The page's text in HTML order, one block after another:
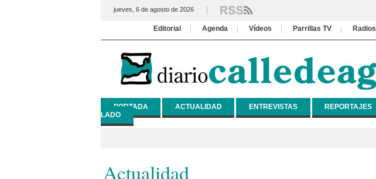
jueves, 6 de agosto de 2026
Editorial Agenda Vídeos Parrillas TV Radios
PORTADA ACTUALIDAD ENTREVISTAS REPORTAJES
LADO
Actualidad